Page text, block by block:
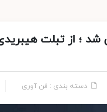
؛ از تبلت
دسته بندی : فن آوری